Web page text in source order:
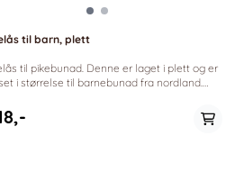
til barn, plett
Denne er laget i plett og er
i størrelse til barnebunad fra nordland.